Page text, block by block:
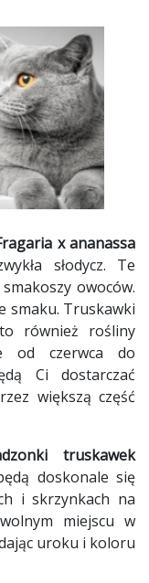
x ananassa
słodycz. Te
owoców.
smaku. Truskawki
również rośliny
od czerwca do
Ci dostarczać
większą część
truskawek
doskonale się
i skrzynkach na
miejscu w
uroku i koloru